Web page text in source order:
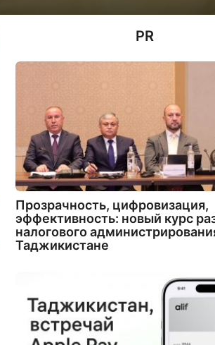
PR
Прозрачность, цифровизация,
эффективность: новый курс
налогового
Таджикистане